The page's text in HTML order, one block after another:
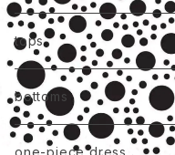
tops
bottoms
one-piece dress